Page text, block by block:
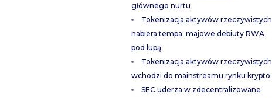
głównego nurtu
Tokenizacja aktywów rzeczywistych
nabiera tempa: majowe debiuty RWA
pod lupą
Tokenizacja aktywów rzeczywistych
wchodzi do mainstreamu rynku krypto
SEC uderza w zdecentralizowane